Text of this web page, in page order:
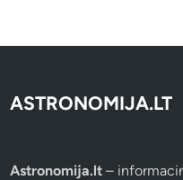
ASTRONOMIJA.LT
Astronomija.lt –